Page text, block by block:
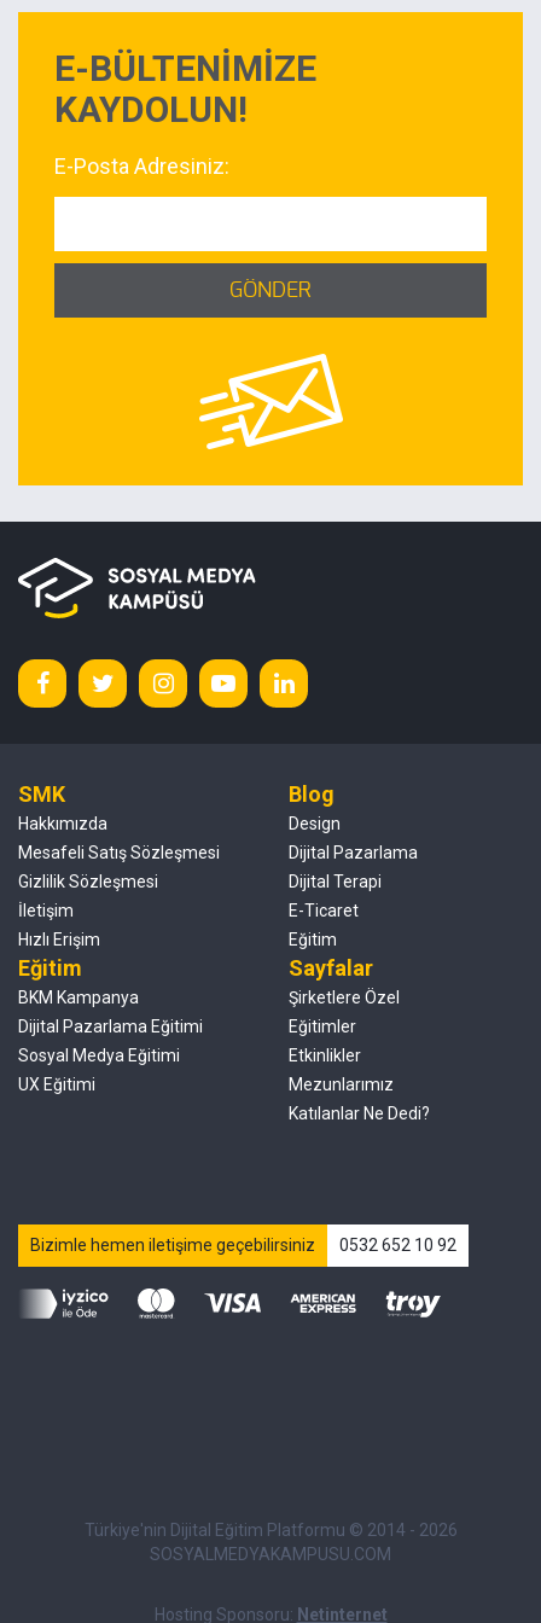
E-BÜLTENİMİZE
KAYDOLUN!
E-Posta Adresiniz:
GÖNDER
SMK
Hakkımızda
Mesafeli Satış Sözleşmesi
Gizlilik Sözleşmesi
İletişim
Hızlı Erişim
Blog
Design
Dijital Pazarlama
Dijital Terapi
E-Ticaret
Eğitim
Eğitim
BKM Kampanya
Dijital Pazarlama Eğitimi
Sosyal Medya Eğitimi
UX Eğitimi
Sayfalar
Şirketlere Özel
Eğitimler
Etkinlikler
Mezunlarımız
Katılanlar Ne Dedi?
Bizimle hemen iletişime geçebilirsiniz 0532 652 10 92
Türkiye'nin Dijital Eğitim Platformu © 2014 - 2026
SOSYALMEDYAKAMPUSU.COM
Hosting Sponsoru: Netinternet